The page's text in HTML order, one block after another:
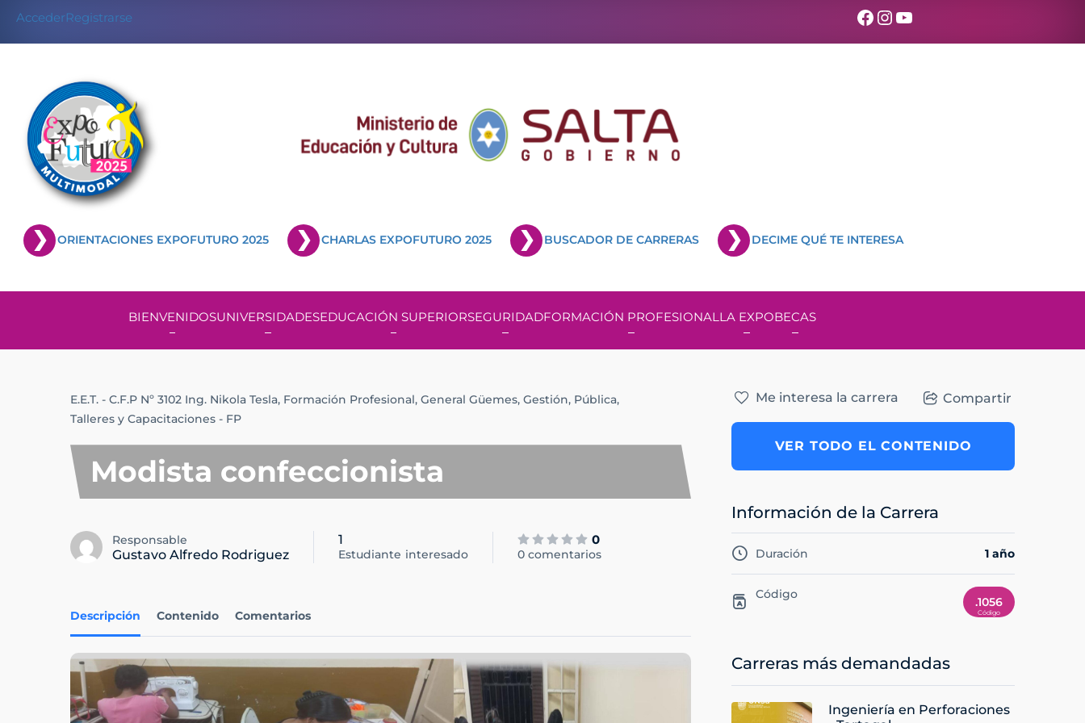
AccederRegistrarse Facebook
Instagram
YouTube
ORIENTACIONES EXPOFUTURO 2025 CHARLAS EXPOFUTURO 2025 BUSCADOR DE CARRERAS DECIME QUÉ TE INTERESA
BIENVENIDOSUNIVERSIDADESEDUCACIÓN SUPERIORSEGURIDADFORMACIÓN PROFESIONALLA EXPOBECAS
E.E.T. - C.F.P Nº 3102 Ing. Nikola Tesla, Formación Profesional, General Güemes, Gestión, Pública,
Talleres y Capacitaciones - FP
Modista confeccionista
Responsable
Gustavo Alfredo Rodriguez
1
Estudiante interesado
0
0 comentarios
Descripción Contenido Comentarios
Me interesa la carrera Compartir
VER TODO EL CONTENIDO
Información de la Carrera
Duración 1 año
Código
.1056
Carreras más demandadas
Ingeniería en Perforaciones